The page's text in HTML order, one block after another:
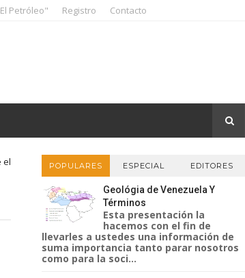
Petróleo" Registro Contacto
el
POPULARES ESPECIAL EDITORES
Geológia de Venezuela Y
Términos
Esta presentación la
hacemos con el fin de
llevarles a ustedes una información de
suma importancia tanto parar nosotros
como para la soci...